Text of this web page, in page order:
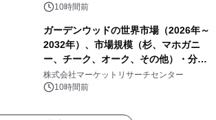
10時間前
ガーデンウッドの世界市場（2026年～
2032年）、市場規模（杉、マホガニ
ー、チーク、オーク、その他）・分析
レポートを発表
株式会社マーケットリサーチセンター
10時間前